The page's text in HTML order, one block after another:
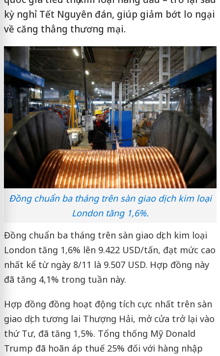
kỳ nghỉ Tết Nguyên đán, giúp giảm bớt lo ngại
về căng thẳng thương mại.
Đồng chuẩn ba tháng trên sàn giao dịch kim loại
London tăng 1,6%.
Đồng chuẩn ba tháng trên sàn giao dịch kim loại
London tăng 1,6% lên 9.422 USD/tấn, đạt mức cao
nhất kể từ ngày 8/11 là 9.507 USD. Hợp đồng này
đã tăng 4,1% trong tuần này.
Hợp đồng đồng hoạt động tích cực nhất trên sàn
giao dịch tương lai Thượng Hải, mở cửa trở lại vào
thứ Tư, đã tăng 1,5%. Tổng thống Mỹ Donald
Trump đã hoãn áp thuế 25% đối với hàng nhập